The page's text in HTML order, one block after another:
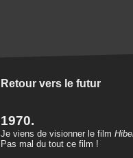
Retour vers le futur
1970.
Je viens de visionner le film
Pas mal du tout ce film !